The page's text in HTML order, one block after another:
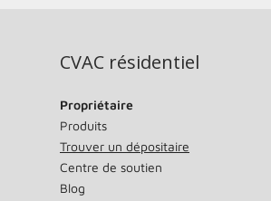
CVAC résidentiel
Propriétaire
Produits
Trouver un dépositaire
Centre de soutien
Blog